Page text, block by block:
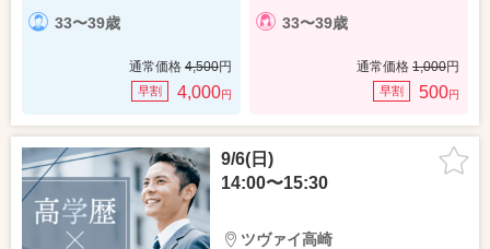
33〜39歳
通常価格 4,500円
早割 4,000円
33〜39歳
通常価格 1,000円
早割 500円
9/6(日)
14:00〜15:30
ツヴァイ高崎